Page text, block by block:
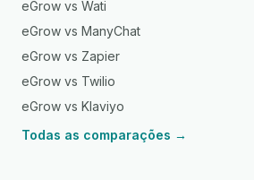
eGrow vs Wati
eGrow vs ManyChat
eGrow vs Zapier
eGrow vs Twilio
eGrow vs Klaviyo
Todas as comparações →